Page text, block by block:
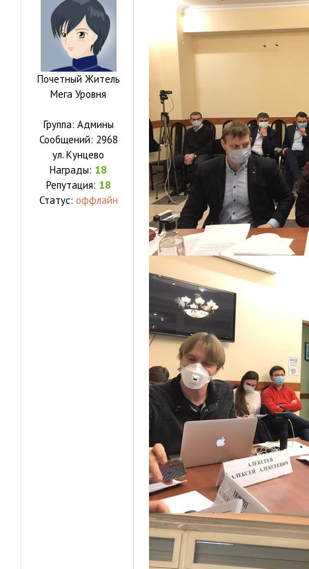
Почетный Житель
Мега Уровня
Группа: Админы
Сообщений: 2968
ул. Кунцево
Награды: 18
Репутация: 18
Статус: оффлайн